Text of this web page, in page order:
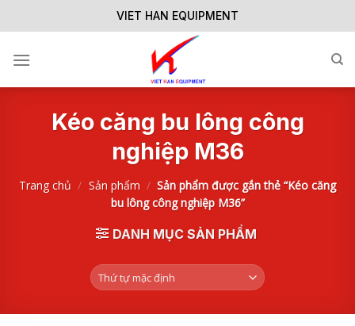
to
VIET HAN EQUIPMENT
Kéo căng bu lông công
nghiệp M36
Trang chủ / Sản phẩm / Sản phẩm được gắn thẻ “Kéo căng
bu lông công nghiệp M36”
DANH MỤC SẢN PHẨM